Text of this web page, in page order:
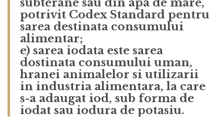
subterane sau din apa de mare,
potrivit Codex Standard pentru
sarea destinata consumului
alimentar;
e) sarea iodata este sarea
dostinata consumului uman,
hranei animalelor si utilizarii
in industria alimentara, la care
s-a adaugat iod, sub forma de
iodat sau iodura de potasiu.